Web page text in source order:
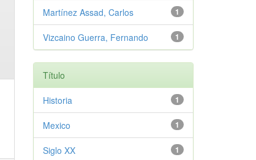
1
Martínez Assad, Carlos
1
Vizcaino Guerra, Fernando
Título
1
Historia
1
Mexico
1
Siglo XX